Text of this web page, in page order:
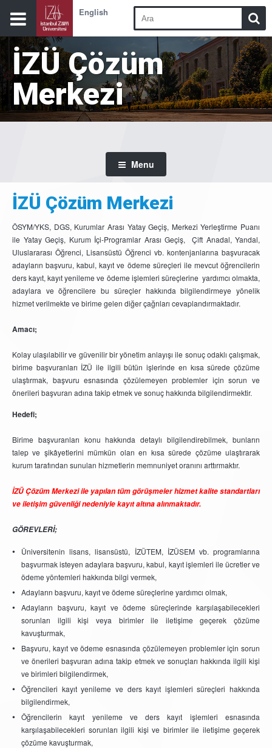
English
İZÜ Çözüm
Merkezi
Menu
İZÜ Çözüm Merkezi
ÖSYM/YKS, DGS, Kurumlar Arası Yatay Geçiş, Merkezi Yerleştirme Puanı
ile Yatay Geçiş, Kurum İçi-Programlar Arası Geçiş, Çift Anadal, Yandal,
Uluslararası Öğrenci, Lisansüstü Öğrenci vb. kontenjanlarına başvuracak
adayların başvuru, kabul, kayıt ve ödeme süreçleri ile mevcut öğrencilerin
ders kayıt, kayıt yenileme ve ödeme işlemleri süreçlerine yardımcı olmakta,
adaylara ve öğrencilere bu süreçler hakkında bilgilendirmeye yönelik
hizmet verilmekte ve birime gelen diğer çağrıları cevaplandırmaktadır.
Amacı;
Kolay ulaşılabilir ve güvenilir bir yönetim anlayışı ile sonuç odaklı çalışmak,
birime başvuranları İZÜ ile ilgili bütün işlerinde en kısa sürede çözüme
ulaştırmak, başvuru esnasında çözülemeyen problemler için sorun ve
önerileri başvuran adına takip etmek ve sonuç hakkında bilgilendirmektir.
Hedefi;
Birime başvuranları konu hakkında detaylı bilgilendirebilmek, bunların
talep ve şikâyetlerini mümkün olan en kısa sürede çözüme ulaştırarak
kurum tarafından sunulan hizmetlerin memnuniyet oranını arttırmaktır.
İZÜ Çözüm Merkezi ile yapılan tüm görüşmeler hizmet kalite standartları
ve iletişim güvenliği nedeniyle kayıt altına alınmaktadır.
GÖREVLERİ;
Üniversitenin lisans, lisansüstü, İZÜTEM, İZÜSEM vb. programlarına
başvurmak isteyen adaylara başvuru, kabul, kayıt işlemleri ile ücretler ve
ödeme yöntemleri hakkında bilgi vermek,
Adayların başvuru, kayıt ve ödeme süreçlerine yardımcı olmak,
Adayların başvuru, kayıt ve ödeme süreçlerinde karşılaşabilecekleri
sorunları ilgili kişi veya birimler ile iletişime geçerek çözüme
kavuşturmak,
Başvuru, kayıt ve ödeme esnasında çözülemeyen problemler için sorun
ve önerileri başvuran adına takip etmek ve sonuçları hakkında ilgili kişi
ve birimleri bilgilendirmek,
Öğrencileri kayıt yenileme ve ders kayıt işlemleri süreçleri hakkında
bilgilendirmek,
Öğrencilerin kayıt yenileme ve ders kayıt işlemleri esnasında
karşılaşabilecekleri sorunları ilgili kişi ve birimler ile iletişime geçerek
çözüme kavuşturmak,